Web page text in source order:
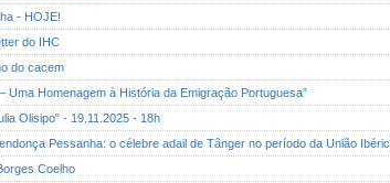
- HOJE!
do IHC
do cacem
Uma Homenagem à História da Emigração Portuguesa”
Olisipo" - 19.11.2025 - 18h
Pessanha: o célebre adail de Tânger no período da União
Coelho